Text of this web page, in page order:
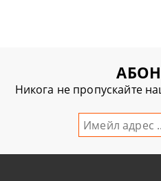
Никога не пропускайте